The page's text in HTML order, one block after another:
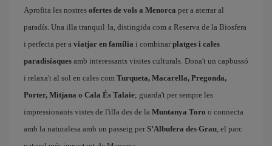
Aprofita les nostres ofertes de vols a Menorca per a aterrar al
paradís. Una illa tranquil·la, distingida com a Reserva de la Biosfera
i perfecta per a viatjar en família i combinar platges i cales
paradisíaques amb interessants visites culturals. Dona't un capbussó
i relaxa't al sol en cales com Turqueta, Macarella, Pregonda,
Porter, Mitjana o Cala És Talaie; guarda't per sempre les
impressionants vistes de l'illa des de la Muntanya Toro o connecta
amb la naturalesa amb un passeig per S’Albufera des Grau, el parc